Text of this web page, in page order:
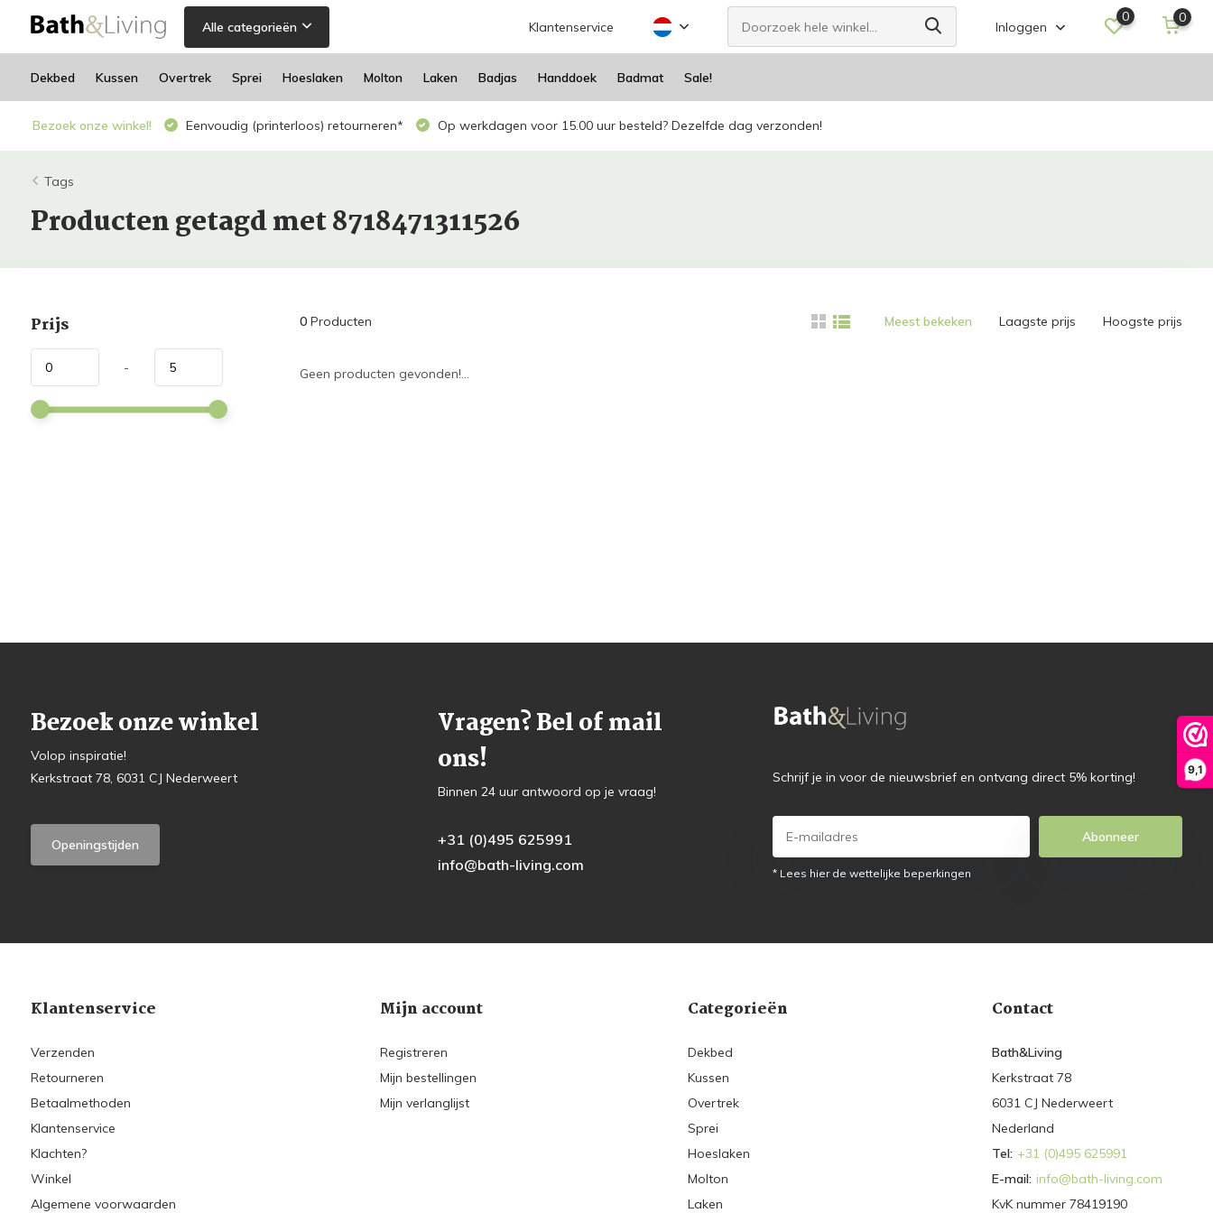
9,1
Alle categorieën Klantenservice Inloggen
0 0
Dekbed Kussen Overtrek Sprei Hoeslaken Molton Laken Badjas Handdoek Badmat Sale!
Bezoek onze winkel! Eenvoudig (printerloos) retourneren* Op werkdagen voor 15.00 uur besteld? Dezelfde dag verzonden!
Tags
Producten getagd met 8718471311526
Prijs
-
0Producten Meest bekeken Laagste prijs Hoogste prijs
Geen producten gevonden!...
Bezoek onze winkel
Volop inspiratie!
Kerkstraat 78, 6031 CJ Nederweert
Openingstijden
Vragen? Bel of mail
ons!
Binnen 24 uur antwoord op je vraag!
+31 (0)495 625991
info@bath-living.com
Schrijf je in voor de nieuwsbrief en ontvang direct 5% korting!
Abonneer
* Lees hier de wettelijke beperkingen
Klantenservice
Verzenden
Retourneren
Betaalmethoden
Klantenservice
Klachten?
Winkel
Algemene voorwaarden
Mijn account
Registreren
Mijn bestellingen
Mijn verlanglijst
Categorieën
Dekbed
Kussen
Overtrek
Sprei
Hoeslaken
Molton
Laken
Contact
Bath&Living
Kerkstraat 78
6031 CJ Nederweert
Nederland
Tel: +31 (0)495 625991
E-mail: info@bath-living.com
KvK nummer 78419190